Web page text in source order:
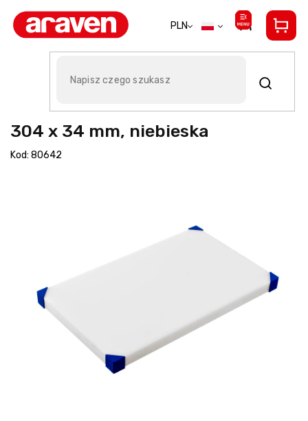
treści
PLN
Deska do krojenia Araven 504 x
304 x 34 mm, niebieska
Kod: 80642